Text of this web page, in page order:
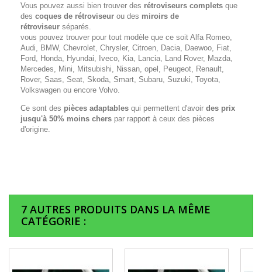
Vous pouvez aussi bien trouver des rétroviseurs complets que
des coques de rétroviseur ou des miroirs de
rétroviseur séparés.
vous pouvez trouver pour tout modèle que ce soit Alfa Romeo,
Audi, BMW, Chevrolet, Chrysler, Citroen, Dacia, Daewoo, Fiat,
Ford, Honda, Hyundai, Iveco, Kia, Lancia, Land Rover, Mazda,
Mercedes, Mini, Mitsubishi, Nissan, opel, Peugeot, Renault,
Rover, Saas, Seat, Skoda, Smart, Subaru, Suzuki, Toyota,
Volkswagen ou encore Volvo.
Ce sont des pièces adaptables qui permettent d'avoir des prix
jusqu'à 50% moins chers par rapport à ceux des pièces
d'origine.
7 AUTRES PRODUITS DANS LA MÊME
CATÉGORIE :